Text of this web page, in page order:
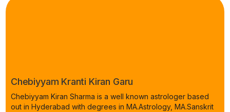
Chebiyyam Kranti Kiran Garu
Chebiyyam Kiran Sharma is a well known astrologer based
out in Hyderabad with degrees in MA.Astrology, MA.Sanskrit